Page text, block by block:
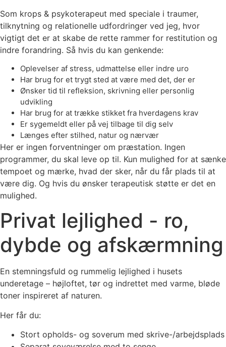
Som krops & psykoterapeut med speciale i traumer,
tilknytning og relationelle udfordringer ved jeg, hvor
vigtigt det er at skabe de rette rammer for restitution og
indre forandring. Så hvis du kan genkende:
Oplevelser af stress, udmattelse eller indre uro
Har brug for et trygt sted at være med det, der er
Ønsker tid til refleksion, skrivning eller personlig
udvikling
Har brug for at trække stikket fra hverdagens krav
Er sygemeldt eller på vej tilbage til dig selv
Længes efter stilhed, natur og nærvær
Her er ingen forventninger om præstation. Ingen
programmer, du skal leve op til. Kun mulighed for at sænke
tempoet og mærke, hvad der sker, når du får plads til at
være dig.​ Og hvis du ønsker terapeutisk støtte er det en
mulighed.
Privat lejlighed - ro,
dybde og afskærmning
En stemningsfuld og rummelig lejlighed i husets
underetage – højloftet, tør og indrettet med varme, bløde
toner inspireret af naturen.
Her får du:
Stort opholds- og soverum med skrive-/arbejdsplads